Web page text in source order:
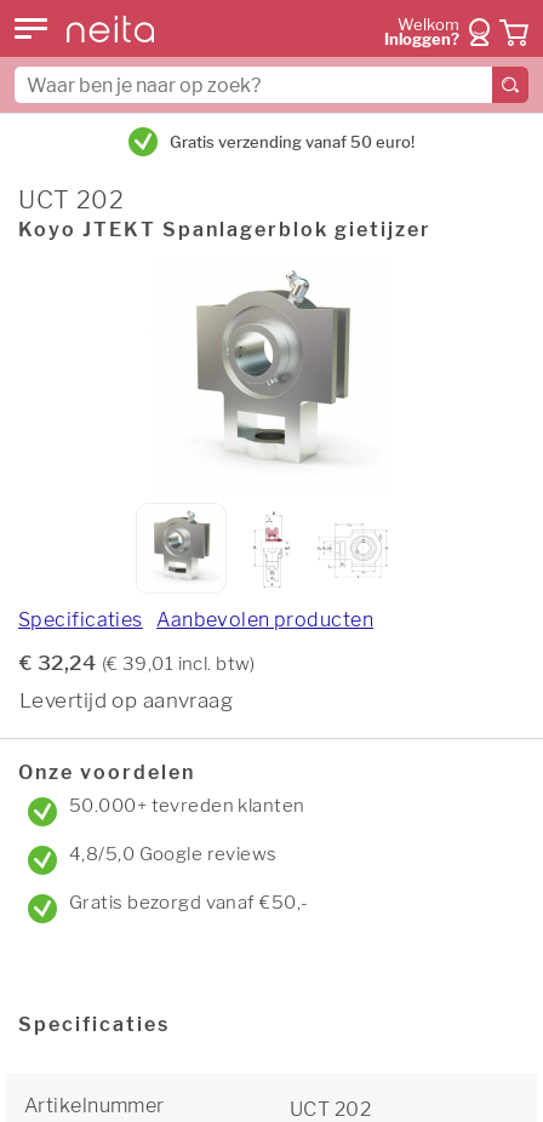
Welkom
Inloggen?
Gratis verzending vanaf 50 euro!
UCT 202
Koyo JTEKT Spanlagerblok gietijzer
Specificaties Aanbevolen producten
€ 32,24 (€ 39,01 incl. btw)
Levertijd op aanvraag
Onze voordelen
50.000+ tevreden klanten
4,8/5,0 Google reviews
Gratis bezorgd vanaf €50,-
Specificaties
Artikelnummer UCT 202